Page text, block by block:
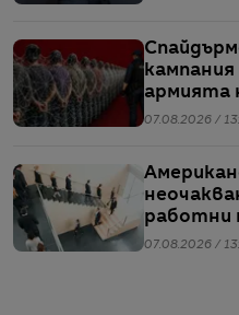
армията
07.08.2026 /
работни
07.08.2026 /